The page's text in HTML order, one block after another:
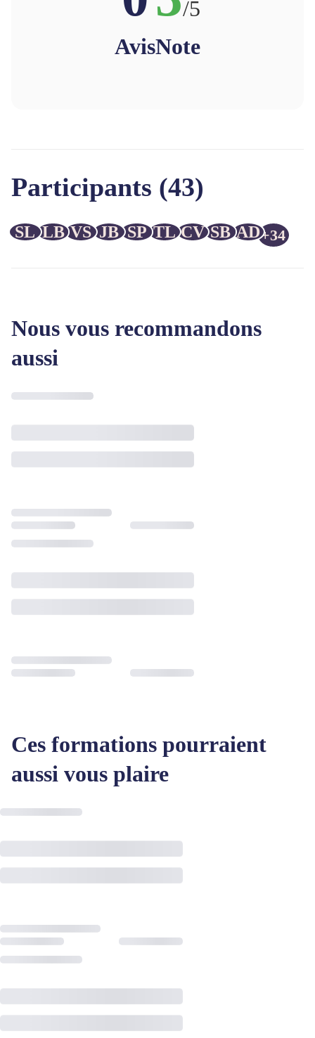
Avis
/5
Note
Participants (43)
+34
AD
SB
CV
TL
SP
JB
VS
LB
SL
Nous vous recommandons
aussi
Ces formations pourraient
aussi vous plaire